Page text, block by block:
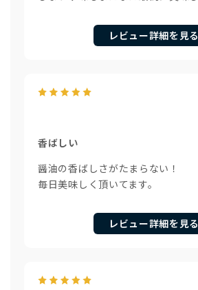
レビュー詳細を見る
香ばしい
醤油の香ばしさがたまらない！
毎日美味しく頂いてます。
レビュー詳細を見る